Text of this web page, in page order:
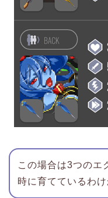
この場合は3つのエ
時に育てているわけ